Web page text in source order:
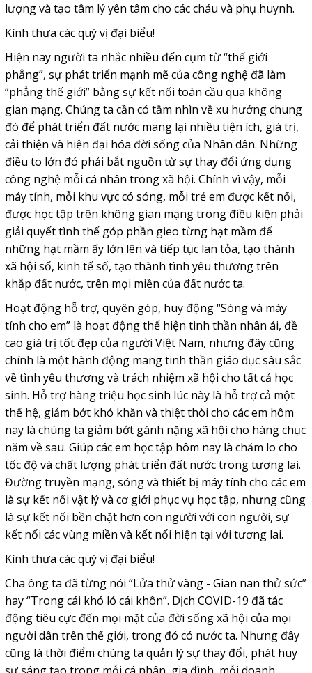
lượng và tạo tâm lý yên tâm cho các cháu và phụ huynh.
Kính thưa các quý vị đại biểu!
Hiện nay người ta nhắc nhiều đến cụm từ “thế giới
phẳng”, sự phát triển mạnh mẽ của công nghệ đã làm
“phẳng thế giới” bằng sự kết nối toàn cầu qua không
gian mạng. Chúng ta cần có tầm nhìn về xu hướng chung
đó để phát triển đất nước mang lại nhiều tiện ích, giá trị,
cải thiện và hiện đại hóa đời sống của Nhân dân. Những
điều to lớn đó phải bắt nguồn từ sự thay đổi ứng dụng
công nghệ mỗi cá nhân trong xã hội. Chính vì vậy, mỗi
máy tính, mỗi khu vực có sóng, mỗi trẻ em được kết nối,
được học tập trên không gian mạng trong điều kiện phải
giải quyết tình thế góp phần gieo từng hạt mầm để
những hạt mầm ấy lớn lên và tiếp tục lan tỏa, tạo thành
xã hội số, kinh tế số, tạo thành tình yêu thương trên
khắp đất nước, trên mọi miền của đất nước ta.
Hoạt động hỗ trợ, quyên góp, huy động “Sóng và máy
tính cho em” là hoạt động thể hiện tinh thần nhân ái, đề
cao giá trị tốt đẹp của người Việt Nam, nhưng đây cũng
chính là một hành động mang tinh thần giáo dục sâu sắc
về tình yêu thương và trách nhiệm xã hội cho tất cả học
sinh. Hỗ trợ hàng triệu học sinh lúc này là hỗ trợ cả một
thế hệ, giảm bớt khó khăn và thiệt thòi cho các em hôm
nay là chúng ta giảm bớt gánh nặng xã hội cho hàng chục
năm về sau. Giúp các em học tập hôm nay là chăm lo cho
tốc độ và chất lượng phát triển đất nước trong tương lai.
Đường truyền mạng, sóng và thiết bị máy tính cho các em
là sự kết nối vật lý và cơ giới phục vụ học tập, nhưng cũng
là sự kết nối bền chặt hơn con người với con người, sự
kết nối các vùng miền và kết nối hiện tại với tương lai.
Kính thưa các quý vị đại biểu!
Cha ông ta đã từng nói “Lửa thử vàng - Gian nan thử sức”
hay “Trong cái khó ló cái khôn”. Dịch COVID-19 đã tác
động tiêu cực đến mọi mặt của đời sống xã hội của mọi
người dân trên thế giới, trong đó có nước ta. Nhưng đây
cũng là thời điểm chúng ta quản lý sự thay đổi, phát huy